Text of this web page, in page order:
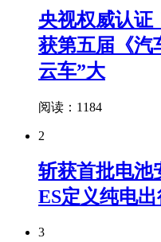
央视权威认证
获第五届《汽
云车”大
阅读：1184
2
斩获首批电池
ES定义纯电
3